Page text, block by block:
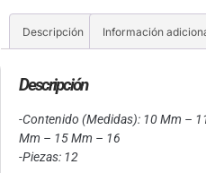
Descripción Información
Descripción
-Contenido (Medidas): 10 Mm –
Mm – 15 Mm – 16
-Piezas: 12